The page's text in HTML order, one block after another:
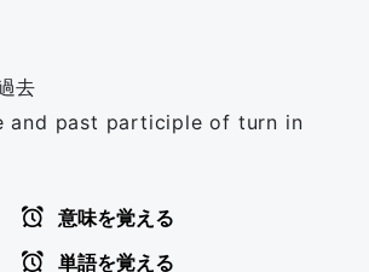
去
and past participle of turn in
意味を覚える
単語を覚える